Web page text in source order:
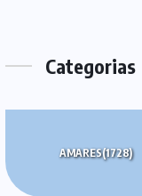
Categorias
AMARES(1728)